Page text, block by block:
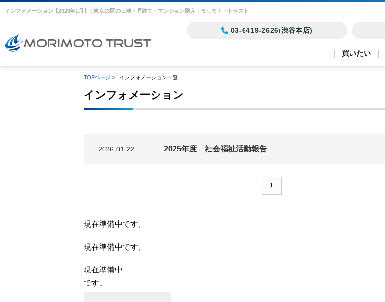
インフォメーション【2026年1月】 | 東京23区の土地・戸建て・マンション購入｜モリモト・トラスト
03-6419-2626(渋谷本店)
買いたい
TOPページ > インフォメーション一覧
インフォメーション
2026-01-22 2025年度 社会福祉活動報告
1
現在準備中です。
現在準備中です。
現在準備中
です。